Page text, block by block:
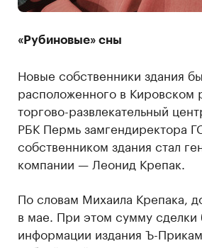
«Рубиновые» сны
Новые собственники здания
расположенного в
торгово-развлекательный
РБК Пермь замгендиректора
собственником здания стал
компании — Леонид Крепак.
По словам Михаила Крепака,
в мае. При этом сумму
информации издания Ъ-